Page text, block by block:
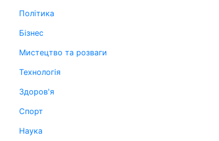
Політика
Бізнес
Мистецтво та розваги
Технологія
Здоров'я
Спорт
Наука